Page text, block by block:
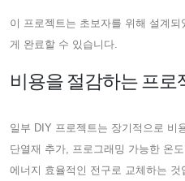
이 프로젝트는 초보자를 위해 설계
게 완료할 수 있습니다.
비용을 절감하는 프로
일부 DIY 프로젝트는 장기적으로 비
단열재 추가, 프로그래밍 가능한 온
에너지 효율적인 전구로 교체하는